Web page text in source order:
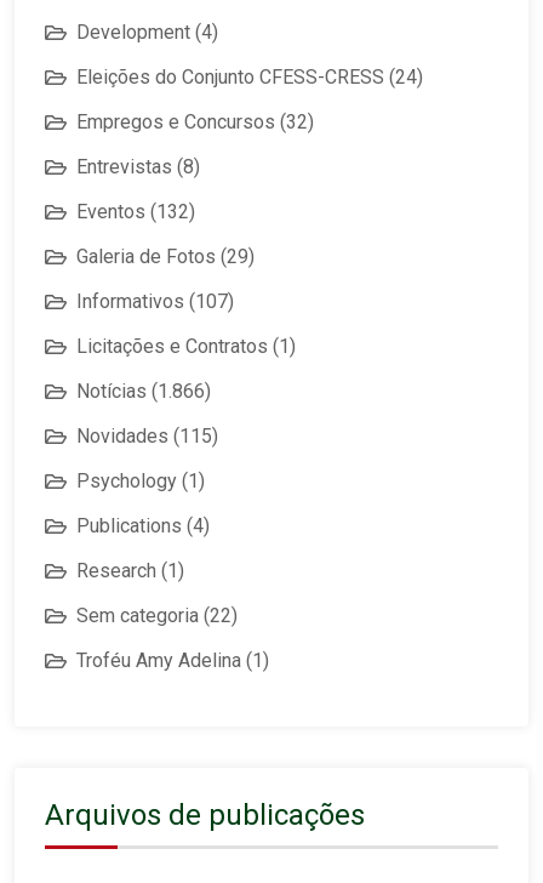
Development (4)
Eleições do Conjunto CFESS-CRESS (24)
Empregos e Concursos (32)
Entrevistas (8)
Eventos (132)
Galeria de Fotos (29)
Informativos (107)
Licitações e Contratos (1)
Notícias (1.866)
Novidades (115)
Psychology (1)
Publications (4)
Research (1)
Sem categoria (22)
Troféu Amy Adelina (1)
Arquivos de publicações